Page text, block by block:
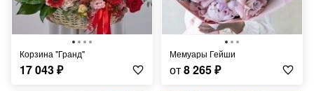
Корзина "Гранд"
17 043₽
Мемуары Гейши
от8 265₽